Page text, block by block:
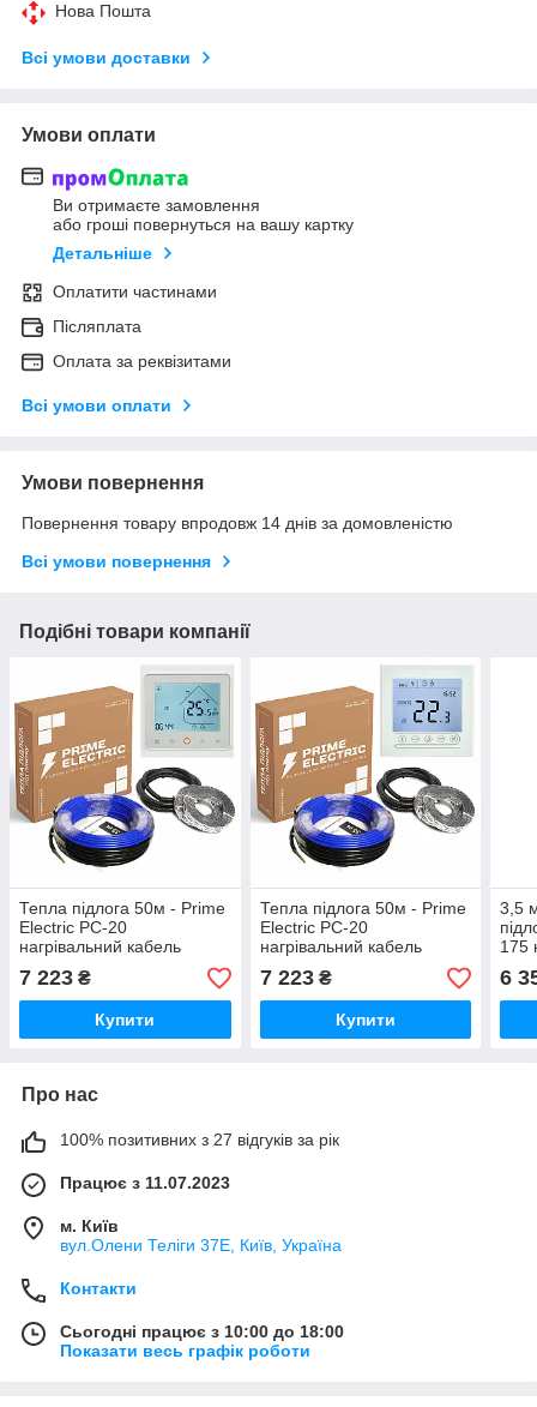
Нова Пошта
Всі умови доставки
Умови оплати
Ви отримаєте замовлення
або гроші повернуться на вашу картку
Детальніше
Оплатити частинами
Післяплата
Оплата за реквізитами
Всі умови оплати
Умови повернення
Повернення товару впродовж 14 днів за домовленістю
Всі умови повернення
Подібні товари компанії
Тепла підлога 50м - Prime
Electric PC-20
нагрівальний кабель
1000W з програмованим
WiFi терморегулятором
білим
7 223 ₴
Купити
Тепла підлога 50м - Prime
Electric PC-20
нагрівальний кабель
1000W з сенсорним
програмованим WiFi
терморегулятором
7 223₴
Купити
3,5
175
6
Про нас
100% позитивних з 27 відгуків за рік
Працює з 11.07.2023
м. Київ
вул.Олени Теліги 37Е, Київ, Україна
Контакти
Сьогодні працює з 10:00 до 18:00
Показати весь графік роботи